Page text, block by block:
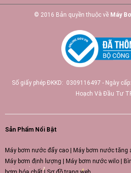
© 2016 Bản quyền thuộc về Máy
Số giấy phép ĐKKD: 0309116497 - Ngày
Hoạch Và Đầu Tư
Sản Phẩm Nổi Bật
Máy bơm nước đẩy cao Máy bơm nước tăng
Máy bơm định lượng
Máy bơm nước wilo